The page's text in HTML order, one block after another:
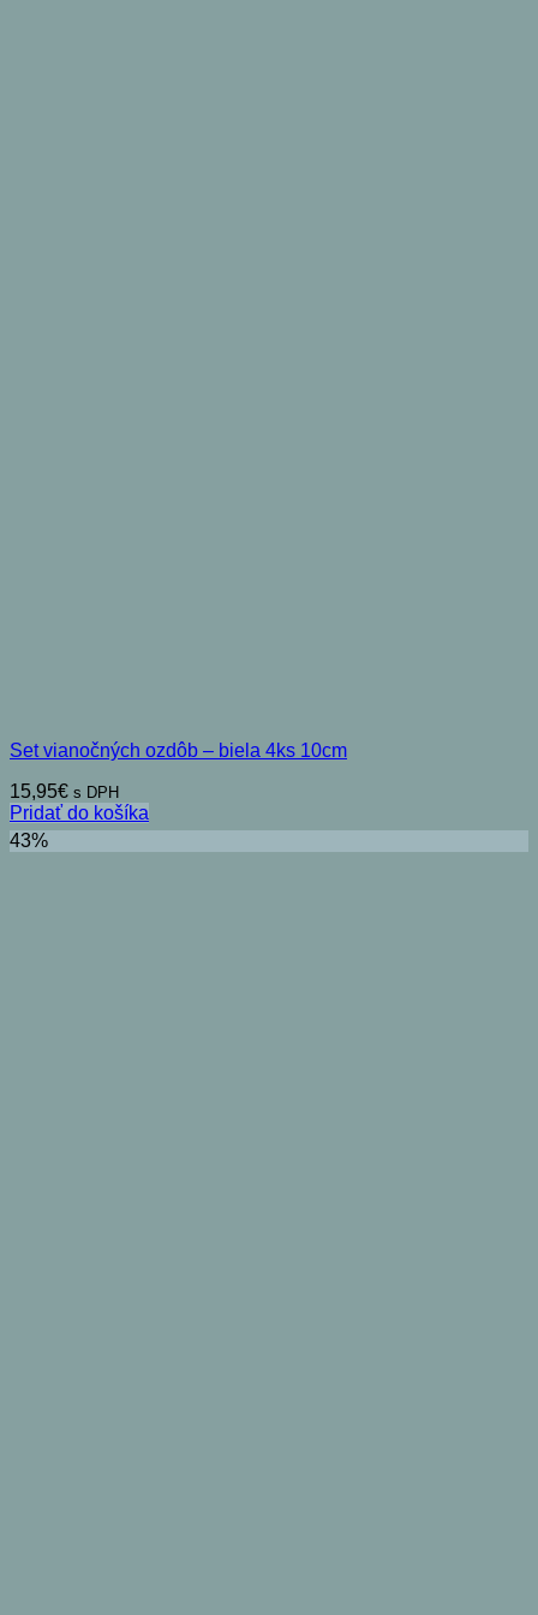
Set vianočných ozdôb – biela 4ks 10cm
15,95€ s DPH
Pridať do košíka
43%